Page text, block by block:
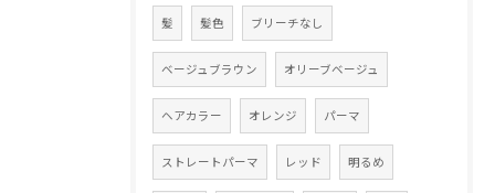
髪 髪色 ブリーチなし
ベージュブラウン オリーブベージュ
ヘアカラー オレンジ パーマ
ストレートパーマ レッド 明るめ